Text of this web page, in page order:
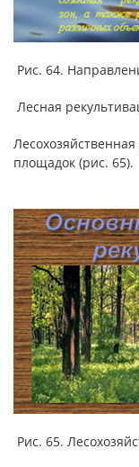
Рис. 64.
Лесная
площадок (рис. 65).
Рис. 65.